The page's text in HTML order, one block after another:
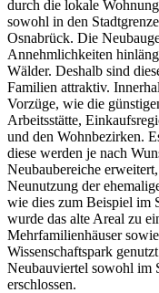
durch die lokale
sowohl in den
Osnabrück. Die
Annehmlichkeiten
Wälder. Deshalb sind
Familien attraktiv.
Vorzüge, wie die
Arbeitsstätte,
und den Wohnbezirken.
diese werden je nach
Neubaubereiche
Neunutzung der
wie dies zum Beispiel im
wurde das alte Areal zu
Mehrfamilienhäuser
Wissenschaftspark
Neubauviertel sowohl im
erschlossen.